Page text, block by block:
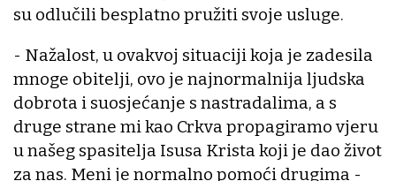
su odlučili besplatno pružiti svoje usluge.
- Nažalost, u ovakvoj situaciji koja je zadesila
mnoge obitelji, ovo je najnormalnija ljudska
dobrota i suosjećanje s nastradalima, a s
druge strane mi kao Crkva propagiramo vjeru
u našeg spasitelja Isusa Krista koji je dao život
za nas. Meni je normalno pomoći drugima -